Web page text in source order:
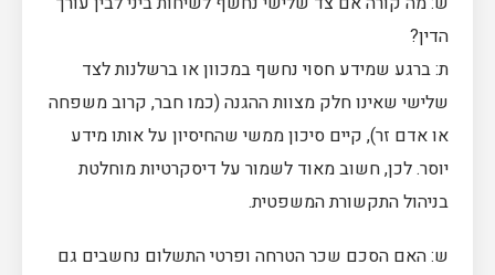
הדין?
ת: ברגע שמידע חסוי נחשף במכוון או ברשלנות לצד
שלישי שאינו חלק מצוות ההגנה (כמו חבר, קרוב משפחה
או אדם זר), קיים סיכון ממשי שהחיסיון על אותו מידע
יוסר. לכן, חשוב מאוד לשמור על דיסקרטיות מוחלטת
בניהול התקשורת המשפטית.
ש: האם הסכם שכר הטרחה ופרטי התשלום נחשבים גם